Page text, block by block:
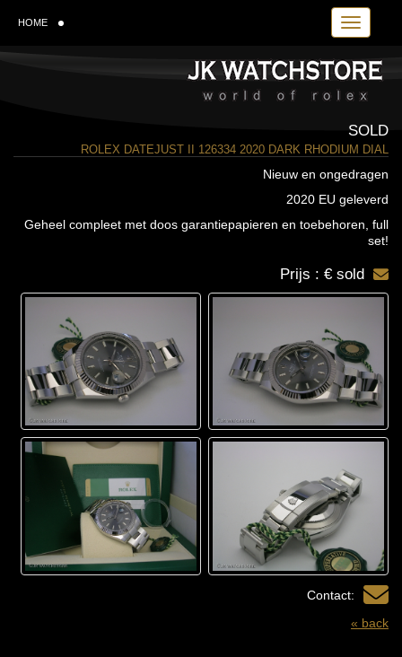
Toggle
HOME
SOLD
ROLEX DATEJUST II 126334 2020 DARK RHODIUM DIAL
Nieuw en ongedragen
2020 EU geleverd
Geheel compleet met doos garantiepapieren en toebehoren, full
set!
Prijs : € sold
Contact:
« back